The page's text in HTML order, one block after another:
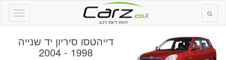
חוות דעת רכב
דייהטסו סיריון יד שנייה
1998 - 2004